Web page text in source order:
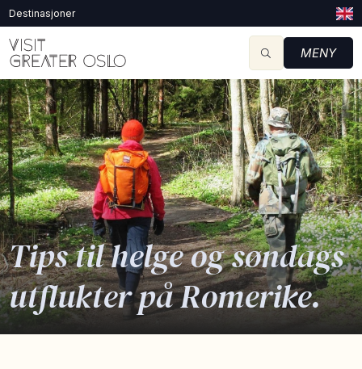
Destinasjoner
MENY
Tips til helge og søndags
utflukter på Romerike.